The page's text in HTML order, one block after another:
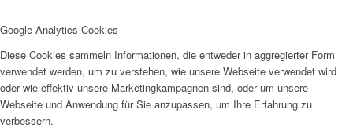
Google Analytics Cookies
Diese Cookies sammeln Informationen, die entweder in aggregierter Form
verwendet werden, um zu verstehen, wie unsere Webseite verwendet wird
oder wie effektiv unsere Marketingkampagnen sind, oder um unsere
Webseite und Anwendung für Sie anzupassen, um Ihre Erfahrung zu
verbessern.